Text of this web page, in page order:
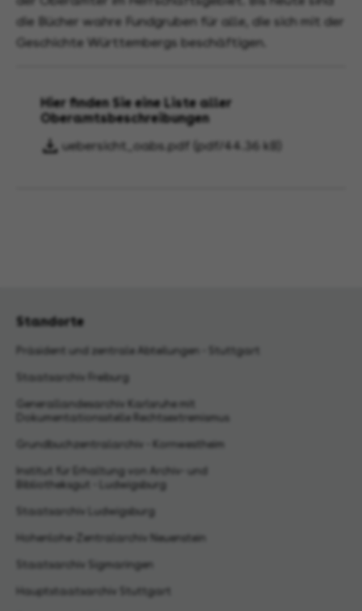
die Bücher wahre Fundgruben für alle, die sich mit der
Geschichte Württembergs beschäftigen.
Hier finden Sie eine Liste aller
Oberamtsbeschreibungen
uebersicht_oabs.pdf (pdf/44.36 kB)
Standorte
Präsident und zentrale Abteilungen - Stuttgart
Staatsarchiv Freiburg
Generallandesarchiv Karlsruhe mit
Dokumentationsstelle Rechtsextremismus
Grundbuchzentralarchiv - Kornwestheim
Institut für Erhaltung von Archiv- und
Bibliotheksgut - Ludwigsburg
Staatsarchiv Ludwigsburg
Hohenlohe-Zentralarchiv Neuenstein
Staatsarchiv Sigmaringen
Hauptstaatsarchiv Stuttgart